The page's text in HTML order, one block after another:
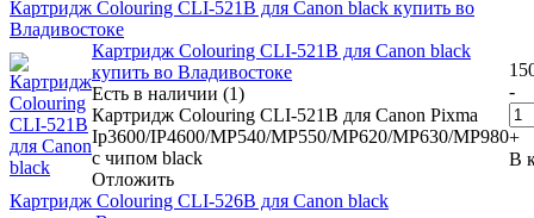
Картридж Colouring CLI-521B для Canon black купить во
Владивостоке
Картридж Colouring CLI-521B для Canon black
купить во Владивостоке
Есть в наличии (1)
Картридж Colouring CLI-521B для Canon Pixma
Ip3600/IP4600/MP540/MP550/MP620/MP630/MP980
с чипом black
Отложить
-
+
В
Картридж Colouring CLI-526B для Canon black